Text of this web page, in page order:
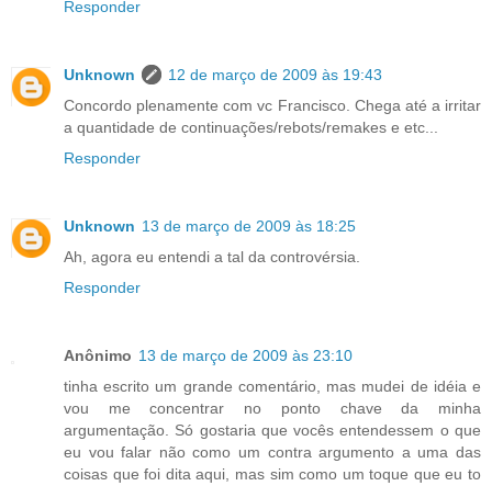
Responder
Unknown
12 de março de 2009 às 19:43
Concordo plenamente com vc Francisco. Chega até a irritar
a quantidade de continuações/rebots/remakes e etc...
Responder
Unknown 13 de março de 2009 às 18:25
Ah, agora eu entendi a tal da controvérsia.
Responder
Anônimo 13 de março de 2009 às 23:10
tinha escrito um grande comentário, mas mudei de idéia e
vou me concentrar no ponto chave da minha
argumentação. Só gostaria que vocês entendessem o que
eu vou falar não como um contra argumento a uma das
coisas que foi dita aqui, mas sim como um toque que eu to